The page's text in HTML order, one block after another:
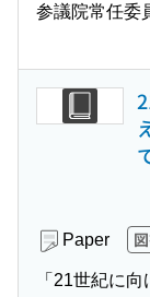
参議院常任委
Paper
「21世紀に